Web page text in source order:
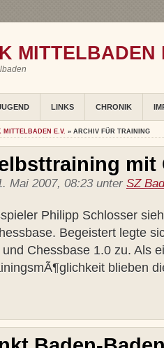
MITTELBADEN
LINKS CHRONIK
MITTELBADEN E.V. » ARCHIV FÜR TRAINING
mit
Mai 2007, 08:23 unter SZ
Philipp Schlosser
Begeistert legte
Chessbase 1.0 zu. Als
blieben